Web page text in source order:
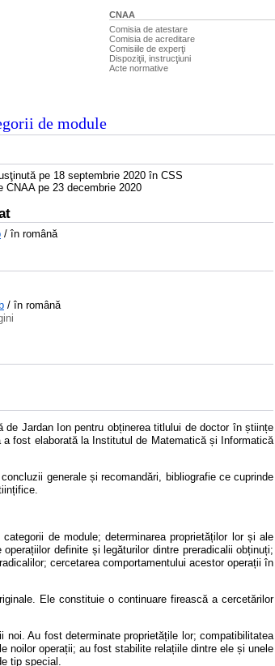
CNAA
Comisia de atestare
Comisia de acreditare
Comisiile de experţi
Dispoziţii, instrucţiuni
Acte normative
de module
pe 18 septembrie 2020 în CSS
CNAA pe 23 decembrie 2020
/ în română
/ în română
Jardan Ion pentru obținerea titlului de doctor în științe
fost elaborată la Institutul de Matematică și Informatică
generale și recomandări, bibliografie ce cuprinde
de module; determinarea proprietăților lor și ale
definite și legăturilor dintre preradicalii obținuți;
cercetarea comportamentului acestor operații în
Ele constituie o continuare firească a cercetărilor
Au fost determinate proprietățile lor; compatibilitatea
noilor operații; au fost stabilite relațiile dintre ele și unele
tip special.